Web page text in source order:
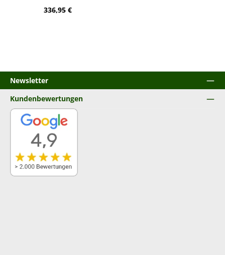
Regulärer Preis:
336,95 €
Newsletter
Kundenbewertungen